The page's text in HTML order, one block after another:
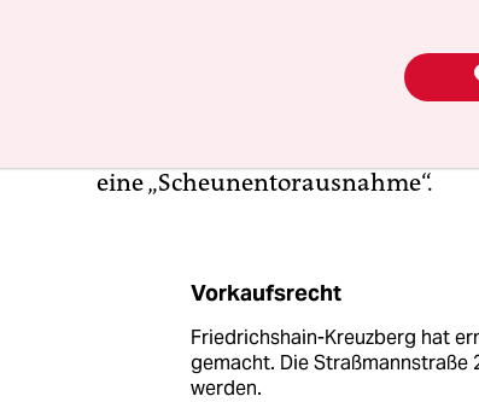
Immobilienfirma ADO auf
eine „Scheunentorausnahme“.
Vorkaufsrecht
Friedrichshain-Kreuzberg hat
gemacht. Die Straßmannstraße
werden.